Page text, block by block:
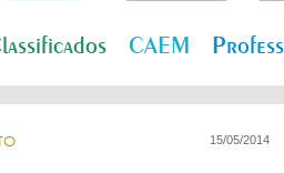
CAEM
15/05/2014